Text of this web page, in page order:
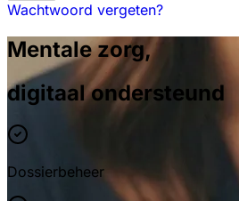
Wachtwoord vergeten?
Mentale zorg,
digitaal ondersteund
Dossierbeheer